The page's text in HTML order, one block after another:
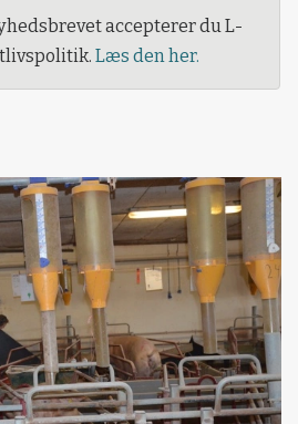
accepterer du L-
Læs den her.